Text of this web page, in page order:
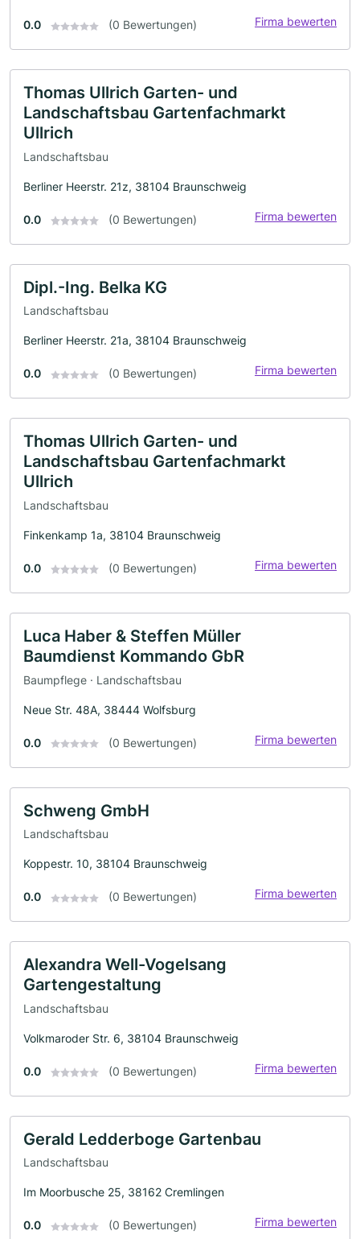
0.0 (0 Bewertungen) Firma bewerten
Thomas Ullrich Garten- und
Landschaftsbau Gartenfachmarkt
Ullrich
Landschaftsbau
Berliner Heerstr. 21z, 38104 Braunschweig
0.0 (0 Bewertungen) Firma bewerten
Dipl.-Ing. Belka KG
Landschaftsbau
Berliner Heerstr. 21a, 38104 Braunschweig
0.0 (0 Bewertungen) Firma bewerten
Thomas Ullrich Garten- und
Landschaftsbau Gartenfachmarkt
Ullrich
Landschaftsbau
Finkenkamp 1a, 38104 Braunschweig
0.0 (0 Bewertungen) Firma bewerten
Luca Haber & Steffen Müller
Baumdienst Kommando GbR
Baumpflege · Landschaftsbau
Neue Str. 48A, 38444 Wolfsburg
0.0 (0 Bewertungen) Firma bewerten
Schweng GmbH
Landschaftsbau
Koppestr. 10, 38104 Braunschweig
0.0 (0 Bewertungen) Firma bewerten
Alexandra Well-Vogelsang
Gartengestaltung
Landschaftsbau
Volkmaroder Str. 6, 38104 Braunschweig
0.0 (0 Bewertungen) Firma bewerten
Gerald Ledderboge Gartenbau
Landschaftsbau
Im Moorbusche 25, 38162 Cremlingen
0.0 (0 Bewertungen) Firma bewerten